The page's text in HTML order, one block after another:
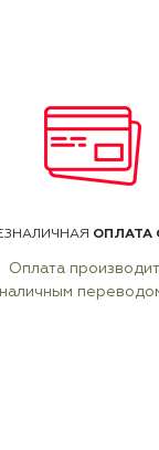
ОПЛАТА
Оплата